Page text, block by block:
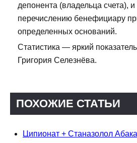
депонента (владельца счета),
перечислению бенефициару
определенных оснований.
Статистика — яркий
Григория Селезнёва.
ПОХОЖИЕ СТАТЬИ
Ципионат + Станазолол